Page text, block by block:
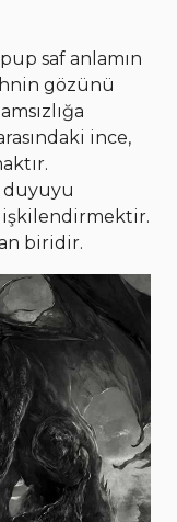
saf anlamın
gözünü
ince,
biridir.